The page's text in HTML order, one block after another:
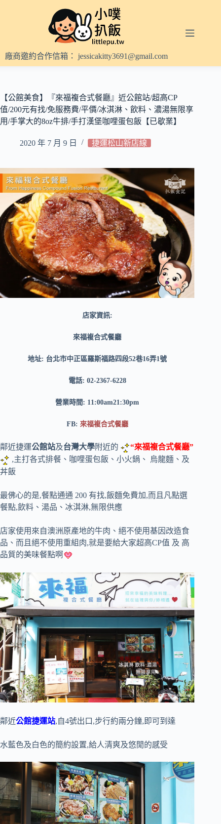
內
容
廠商邀約合作信箱： jessicakitty3691@gmail.com
【公館美食】『來福複合式餐廳』近公館站/超高CP
值/200元有找/免服務費/平價/冰淇淋、飲料、濃湯無限享
用/手掌大的8oz牛排/手打漢堡咖哩蛋包飯【已歇業】
2020 年 7 月 9 日 捷運松山新店線
店家資訊:
來福複合式餐廳
地址: 台北市中正區羅斯福路四段52巷16弄1號
電話: 02-2367-6228
營業時間: 11:00am21:30pm
FB: 來福複合式餐廳
鄰近捷運公館站及台灣大學附近的
“來福複合式餐廳”
,主打各式排餐、咖哩蛋包飯、小火鍋、 烏龍麵、及
丼飯
最佛心的是,餐點通通 200 有找,飯麵免費加,而且凡點選
餐點,飲料、湯品、冰淇淋,無限供應
店家使用來自澳洲原產地的牛肉、絕不使用基因改造食
品、而且絕不使用重組肉,就是要給大家超高CP值 及 高
品質的美味餐點啊
鄰近公館捷運站,自4號出口,步行約兩分鐘,即可到達
水藍色及白色的簡約設置,給人清爽及悠閒的感受